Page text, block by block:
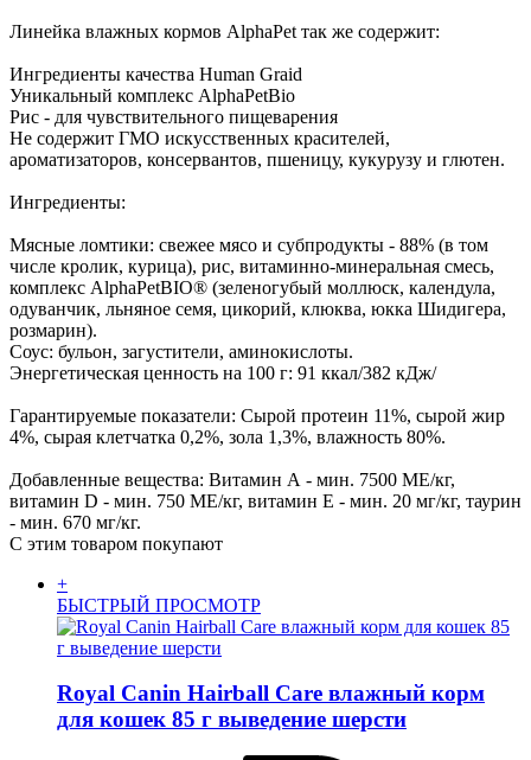
Линейка влажных кормов AlphaPet так же содержит:
Ингредиенты качества Human Graid
Уникальный комплекс AlphaPetBio
Рис - для чувствительного пищеварения
Не содержит ГМО искусственных красителей,
ароматизаторов, консервантов, пшеницу, кукурузу и глютен.
Ингредиенты:
Мясные ломтики: свежее мясо и субпродукты - 88% (в том
числе кролик, курица), рис, витаминно-минеральная смесь,
комплекс AlphaPetBIO® (зеленогубый моллюск, календула,
одуванчик, льняное семя, цикорий, клюква, юкка Шидигера,
розмарин).
Соус: бульон, загустители, аминокислоты.
Энергетическая ценность на 100 г: 91 ккал/382 кДж/
Гарантируемые показатели: Сырой протеин 11%, сырой жир
4%, сырая клетчатка 0,2%, зола 1,3%, влажность 80%.
Добавленные вещества: Витамин А - мин. 7500 МЕ/кг,
витамин D - мин. 750 МЕ/кг, витамин Е - мин. 20 мг/кг, таурин
- мин. 670 мг/кг.
С этим товаром покупают
+
БЫСТРЫЙ ПРОСМОТР
Royal Canin Hairball Care влажный корм
для кошек 85 г выведение шерсти